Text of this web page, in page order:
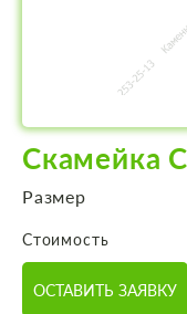
Скамейка
Размер
Стоимость
ОСТАВИТЬ ЗАЯВКУ